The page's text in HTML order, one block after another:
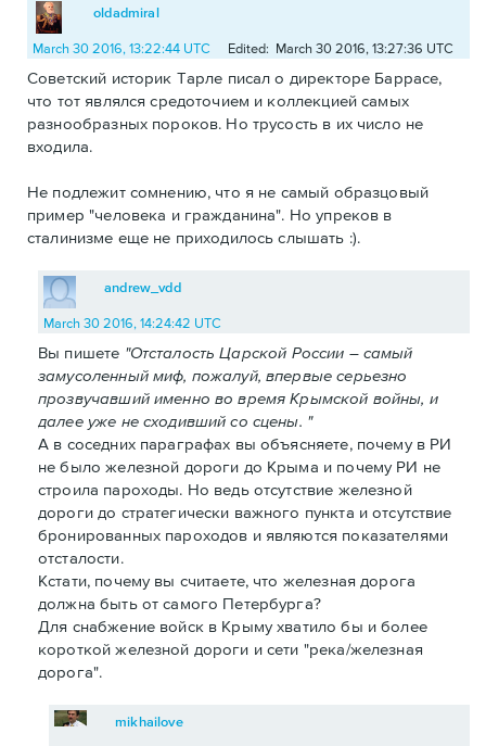
oldadmiral
March 30 2016, 13:22:44 UTC Edited: March 30 2016, 13:27:36 UTC
Советский историк Тарле писал о директоре Баррасе,
что тот являлся средоточием и коллекцией самых
разнообразных пороков. Но трусость в их число не
входила.
Не подлежит сомнению, что я не самый образцовый
пример "человека и гражданина". Но упреков в
сталинизме еще не приходилось слышать :).
andrew_vdd
March 30 2016, 14:24:42 UTC
Вы пишете "Отсталость Царской России – самый
замусоленный миф, пожалуй, впервые серьезно
прозвучавший именно во время Крымской войны, и
далее уже не сходивший со сцены. "
А в соседних параграфах вы объясняете, почему в РИ
не было железной дороги до Крыма и почему РИ не
строила пароходы. Но ведь отсутствие железной
дороги до стратегически важного пункта и отсутствие
бронированных пароходов и являются показателями
отсталости.
Кстати, почему вы считаете, что железная дорога
должна быть от самого Петербурга?
Для снабжение войск в Крыму хватило бы и более
короткой железной дороги и сети "река/железная
дорога".
mikhailove